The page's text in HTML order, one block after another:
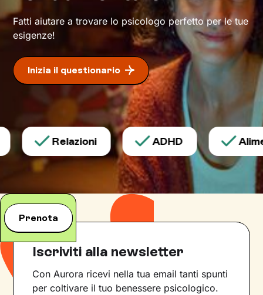
Fatti aiutare a trovare lo psicologo perfetto per le tue
esigenze!
Inizia il questionario
Relazioni ADHD
Prenota
Iscriviti alla newsletter
Con Aurora ricevi nella tua email tanti spunti
per coltivare il tuo benessere psicologico.